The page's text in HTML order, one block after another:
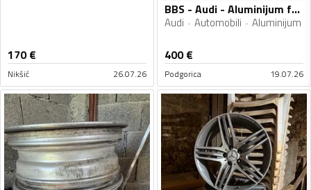
170€
Nikšić 26.07.26
BBS - Audi - Aluminijum felne
Audi Automobili Aluminijum
400€
Podgorica 19.07.26